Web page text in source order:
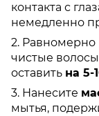
контакта с
немедленно
2. Равномерно
чистые
оставить на 5-
3. Нанесите
мытья,